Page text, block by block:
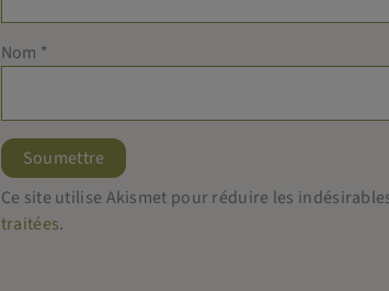
Nom *
Ce site utilise Akismet pour réduire les
traitées.